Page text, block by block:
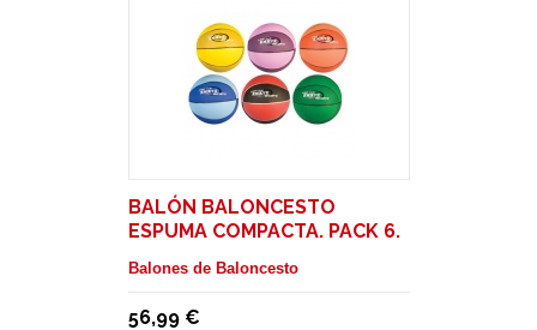
BALÓN BALONCESTO
ESPUMA COMPACTA. PACK 6.
Balones de Baloncesto
56,99 €